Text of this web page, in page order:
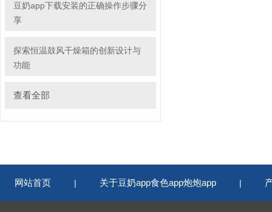
豆奶app下载安装的正确操作步骤分
享
探索恒温鼓风干燥箱的创新设计与
功能
查看全部
网站首页 | 关于豆奶app食色app炮炮app |